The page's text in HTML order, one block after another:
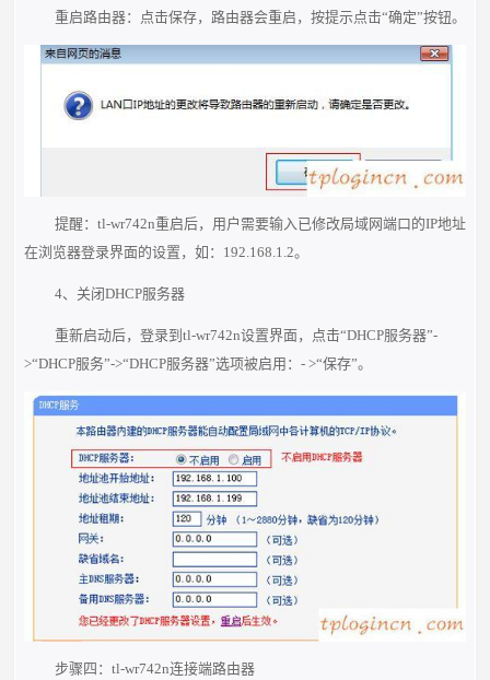
重启路由器：点击保存，路由器会重启，按提示点击“确定”按钮。
提醒：tl-wr742n重启后，用户需要输入已修改局域网端口的IP地址
在浏览器登录界面的设置，如：192.168.1.2。
4、关闭DHCP服务器
重新启动后，登录到tl-wr742n设置界面，点击“DHCP服务器”-
>“DHCP服务”->“DHCP服务器”选项被启用：- >“保存”。
步骤四：tl-wr742n连接端路由器